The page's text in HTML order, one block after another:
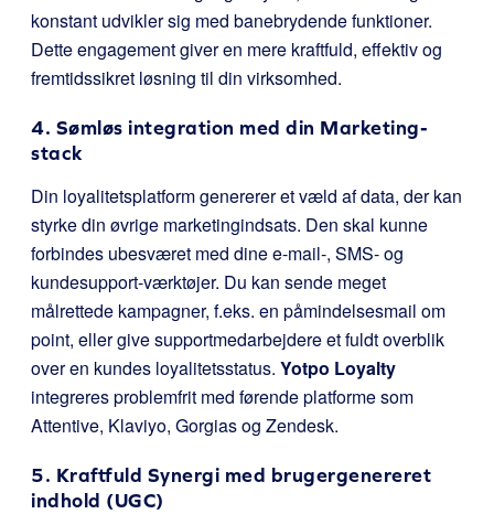
konstant udvikler sig med banebrydende funktioner.
Dette engagement giver en mere kraftfuld, effektiv og
fremtidssikret løsning til din virksomhed.
4. Sømløs integration med din Marketing-
stack
Din loyalitetsplatform genererer et væld af data, der kan
styrke din øvrige marketingindsats. Den skal kunne
forbindes ubesværet med dine e-mail-, SMS- og
kundesupport-værktøjer. Du kan sende meget
målrettede kampagner, f.eks. en påmindelsesmail om
point, eller give supportmedarbejdere et fuldt overblik
over en kundes loyalitetsstatus. Yotpo Loyalty
integreres problemfrit med førende platforme som
Attentive, Klaviyo, Gorgias og Zendesk.
5. Kraftfuld Synergi med brugergenereret
indhold (UGC)